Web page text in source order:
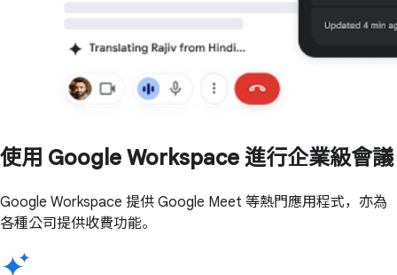
使用 Google Workspace 進行企業級會議
Google Workspace 提供 Google Meet 等熱門應用程式，亦為
各種公司提供收費功能。